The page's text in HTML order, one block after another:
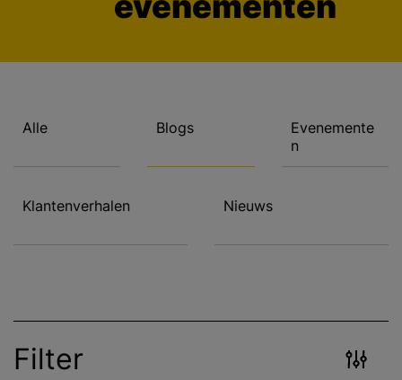
Alle Blogs
Evenemente
n
Klantenverhalen Nieuws
Filter